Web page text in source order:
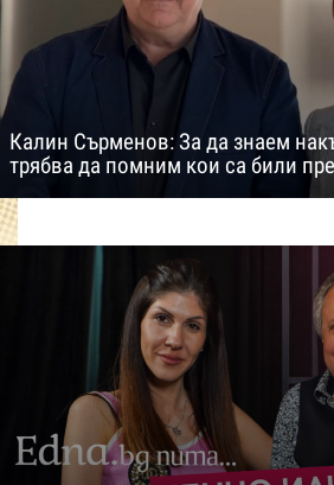
Калин Сърменов: За да знаем
трябва да помним кои са били